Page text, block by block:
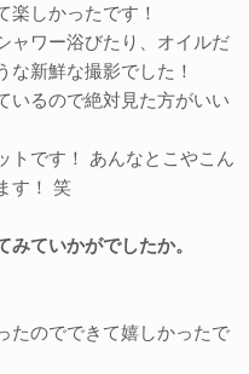
楽しかったです！
ャワー浴びたり、オイルだ
な新鮮な撮影でした！
いるので絶対見た方がいい
トです！ あんなとこやこん
す！ 笑
ていかがでしたか。
たのでできて嬉しかったで